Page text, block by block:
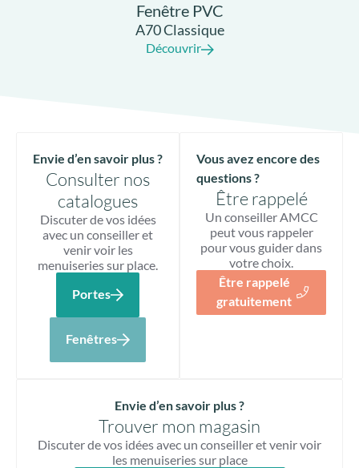
Fenêtre PVC
A70 Classique
Découvrir
Envie d’en savoir plus ?
Consulter nos
catalogues
Discuter de vos idées
avec un conseiller et
venir voir les
menuiseries sur place.
Portes
Fenêtres
Vous avez encore des
questions ?
Être rappelé
Un conseiller AMCC
peut vous rappeler
pour vous guider dans
votre choix.
Être rappelé
gratuitement
Envie d’en savoir plus ?
Trouver mon magasin
Discuter de vos idées avec un conseiller et venir voir
les menuiseries sur place